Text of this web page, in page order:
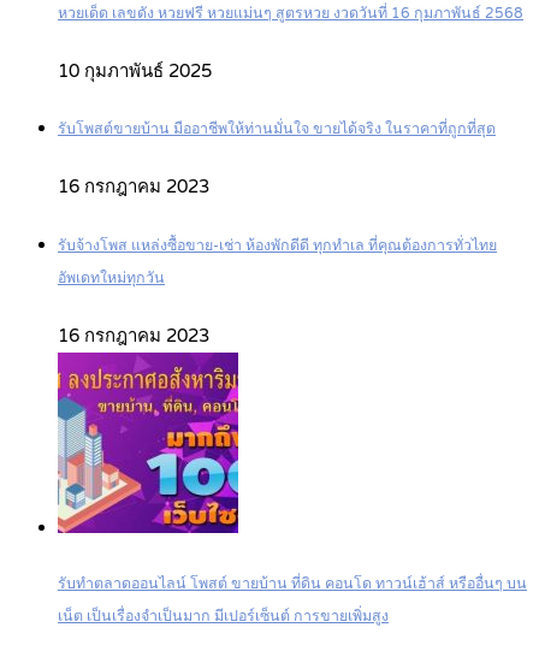
หวยเด็ด เลขดัง หวยฟรี หวยแม่นๆ สูตรหวย งวดวันที่ 16 กุมภาพันธ์ 2568
10 กุมภาพันธ์ 2025
รับโพสต์ขายบ้าน มืออาชีพให้ท่านมั่นใจ ขายได้จริง ในราคาที่ถูกที่สุด
16 กรกฎาคม 2023
รับจ้างโพส แหล่งซื้อขาย-เช่า ห้องพักดีดี ทุกทำเล ที่คุณต้องการทั่วไทย
อัพเดทใหม่ทุกวัน
16 กรกฎาคม 2023
รับทำตลาดออนไลน์ โพสต์ ขายบ้าน ที่ดิน คอนโด ทาวน์เฮ้าส์ หรืออื่นๆ บน
เน็ต เป็นเรื่องจำเป็นมาก มีเปอร์เซ็นต์ การขายเพิ่มสูง